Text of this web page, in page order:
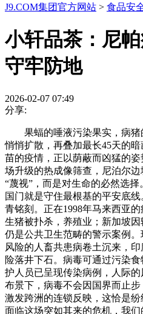
J9.COM集团官方网站 > 食品安
小轩品茶：尼
守牢防地
2026-02-07 07:49
分享:
果蝠的唾液污染果实，病猪
悄悄扩散，再叠加最长45天的
苗的疫情，正以荫蔽而凶猛的
场升级的热成像筛查，尼泊尔
“蔑视”，而是对生命的必然选
国门就是守住最根基的平安底
青铭刻。正在1998年马来西亚
生猪被扑杀，养殖业；新加坡
仍是公共卫生范畴的警示案例
风险的人畜共患病卷土沉来，
险落井下石。病毒可通过污染
护人员已呈现传染病例，人际
布景下，病毒不会因国界而止
激发跨洲的连锁反映，这恰是纷
面临这场突如其来的危机，我